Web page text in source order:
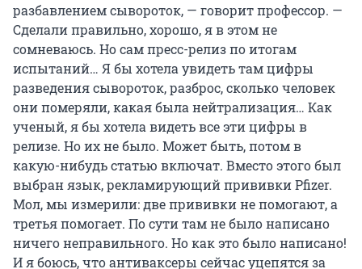
разбавлением сывороток, — говорит профессор. —
Сделали правильно, хорошо, я в этом не
сомневаюсь. Но сам пресс-релиз по итогам
испытаний… Я бы хотела увидеть там цифры
разведения сывороток, разброс, сколько человек
они померяли, какая была нейтрализация… Как
ученый, я бы хотела видеть все эти цифры в
релизе. Но их не было. Может быть, потом в
какую-нибудь статью включат. Вместо этого был
выбран язык, рекламирующий прививки Pfizer.
Мол, мы измерили: две прививки не помогают, а
третья помогает. По сути там не было написано
ничего неправильного. Но как это было написано!
И я боюсь, что антиваксеры сейчас уцепятся за